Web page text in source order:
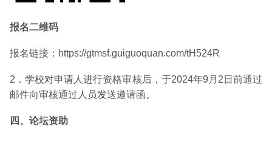
报名二维码
报名链接： https://gtmsf.guiguoquan.com/tH524R
2．学校对申请人进行资格审核后，于2024年9月2日前通过
邮件向审核通过人员发送邀请函。
四、论坛资助